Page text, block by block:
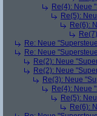
Re(4): Neue
Re(5):
Re(6):
Re: Neue
Re: Neue
Re(2): Neue
Re(2): Neue
Re(3): Neue
Re(4): Neue
Re(5):
Re(6):